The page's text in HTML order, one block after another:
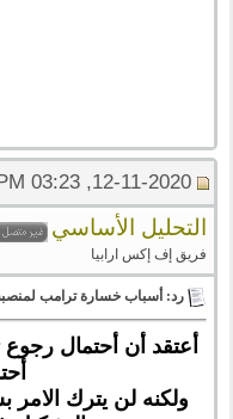
12-11-2020, 03:23 PM
التحليل الأساسي
فريق إف إكس ارابيا
رد: أسباب خسارة ترامب
أعتقد أن أحتمال
ولكنه لن يترك